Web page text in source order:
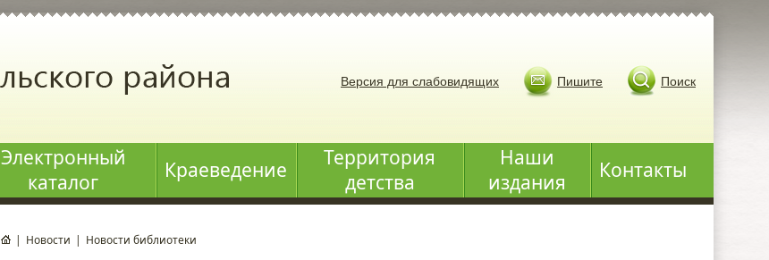
Версия для слабовидящих Пишите Поиск
Электронный
каталог
Краеведение
Территория
детства
Наши
издания
Контакты
| Новости | Новости библиотеки